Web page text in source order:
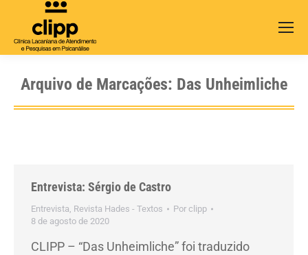
Arquivo de Marcações: Das Unheimliche
Entrevista: Sérgio de Castro
Entrevista, Revista Hades - Textos Por clipp
8 de agosto de 2020
CLIPP – “Das Unheimliche” foi traduzido